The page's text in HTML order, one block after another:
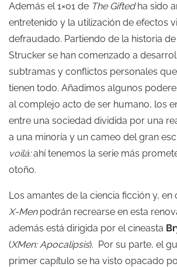
Además el 1×01 de The Giftedha sido
entretenido y la utilización de efectos
defraudado. Partiendo de la historia
Strucker se han comenzado a
subtramas y conflictos personales
tienen todo. Añadimos algunos
al complejo acto de ser humano, los
entre una sociedad dividida por una
a una minoría y un cameo del gran
voilá:ahí tenemos la serie más
otoño.
Los amantes de la ciencia ficción y,
X-Menpodrán recrearse en esta
además está dirigida por el cineasta
(XMen: Apocalipsis). Por su parte, el
primer capítulo se ha visto opacado